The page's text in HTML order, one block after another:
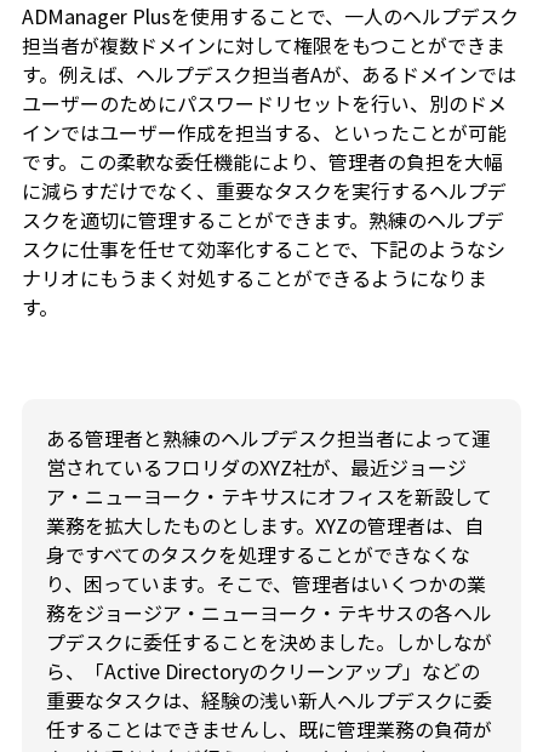
ADManager Plusを使用することで、一人のヘルプデスク
担当者が複数ドメインに対して権限をもつことができま
す。例えば、ヘルプデスク担当者Aが、あるドメインでは
ユーザーのためにパスワードリセットを行い、別のドメ
インではユーザー作成を担当する、といったことが可能
です。この柔軟な委任機能により、管理者の負担を大幅
に減らすだけでなく、重要なタスクを実行するヘルプデ
スクを適切に管理することができます。熟練のヘルプデ
スクに仕事を任せて効率化することで、下記のようなシ
ナリオにもうまく対処することができるようになりま
す。
ある管理者と熟練のヘルプデスク担当者によって運
営されているフロリダのXYZ社が、最近ジョージ
ア・ニューヨーク・テキサスにオフィスを新設して
業務を拡大したものとします。XYZの管理者は、自
身ですべてのタスクを処理することができなくな
り、困っています。そこで、管理者はいくつかの業
務をジョージア・ニューヨーク・テキサスの各ヘル
プデスクに委任することを決めました。しかしなが
ら、「Active Directoryのクリーンアップ」などの
重要なタスクは、経験の浅い新人ヘルプデスクに委
任することはできませんし、既に管理業務の負荷が